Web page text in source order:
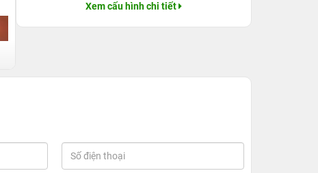
Xem cấu hình chi tiết